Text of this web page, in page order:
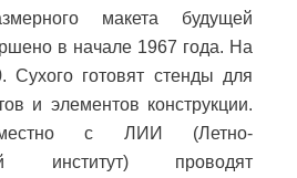
макета будущей
в начале 1967 года. На
готовят стенды для
и элементов конструкции.
с ЛИИ (Летно-
институт) проводят